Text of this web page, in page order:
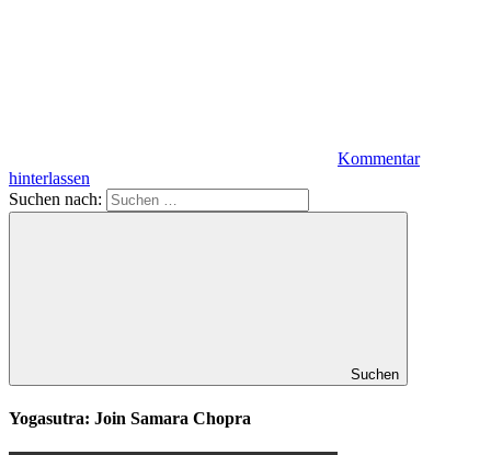
Kommentar
hinterlassen
Suchen nach:
Suchen
Yogasutra: Join Samara Chopra